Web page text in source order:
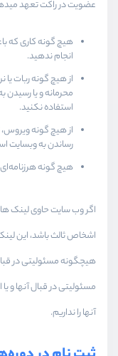
عضویت در راکت تعهد
هیچ گونه کاری که
انجام ندهید.
از هیچ گونه ربات
محرمانه و یا
استفاده نکنید.
از هیچ گونه
رساندن به وبسایت
هیچ گونه
اگر وب سایت حاوی لینک
اشخاص ثالث باشد، این
هیچگونه مسئولیتی در
مسئولیتی در قبال آنها و
آنها را نداریم.